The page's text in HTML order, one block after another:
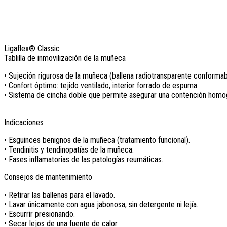
Ligaflex® Classic
Tablilla de inmovilización de la muñeca
• Sujeción rigurosa de la muñeca (ballena radiotransparente
• Confort óptimo: tejido ventilado, interior forrado de espuma.
• Sistema de cincha doble que permite asegurar una contención
Indicaciones
• Esguinces benignos de la muñeca (tratamiento funcional).
• Tendinitis y tendinopatías de la muñeca.
• Fases inflamatorias de las patologías reumáticas.
Consejos de mantenimiento
• Retirar las ballenas para el lavado.
• Lavar únicamente con agua jabonosa, sin detergente ni lejía.
• Escurrir presionando.
• Secar lejos de una fuente de calor.